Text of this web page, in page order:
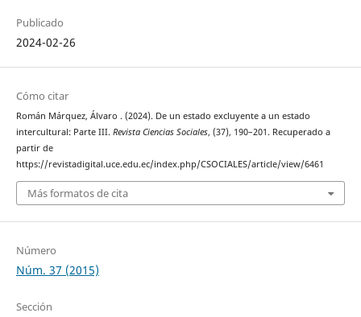
Publicado
2024-02-26
Cómo citar
Román Márquez, Álvaro . (2024). De un estado excluyente a un estado
intercultural: Parte III. Revista Ciencias Sociales, (37), 190–201. Recuperado a
partir de
https://revistadigital.uce.edu.ec/index.php/CSOCIALES/article/view/6461
Más formatos de cita
Número
Núm. 37 (2015)
Sección